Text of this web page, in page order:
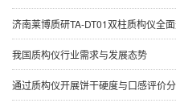
济南莱博质研TA-DT01双柱质构仪全
我国质构仪行业需求与发展态势
通过质构仪开展饼干硬度与口感评价